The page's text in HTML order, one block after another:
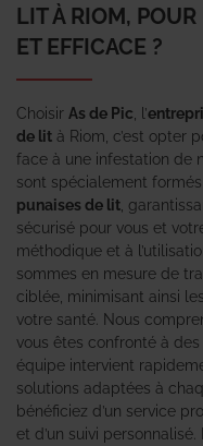
LIT À RIOM,
ET EFFICACE ?
Choisir As de Pic , l’
de lit à Riom, c’est opter
face à une infestation de
sont spécialement
punaises de lit ,
sécurisé pour vous et
méthodique et à
sommes en mesure de
ciblée, minimisant ainsi
votre santé. Nous
vous êtes confronté à des
équipe intervient
solutions adaptées à
bénéficiez d’un service
et d’un suivi